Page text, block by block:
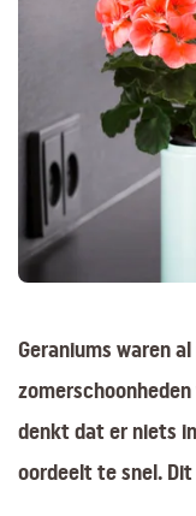
Geraniums waren
denkt dat er niets
oordeelt te snel.